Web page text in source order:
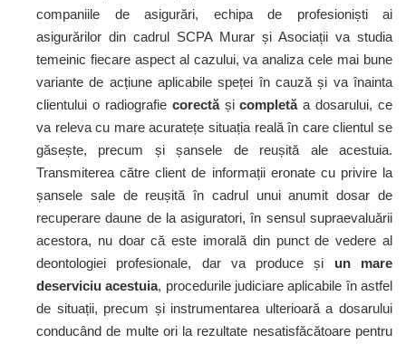
companiile de asigurări, echipa de profesioniști ai
asigurărilor din cadrul SCPA Murar și Asociații va studia
temeinic fiecare aspect al cazului, va analiza cele mai bune
variante de acțiune aplicabile speței în cauză și va înainta
clientului o radiografie corectășicompletăa dosarului, ce
va releva cu mare acuratețe situația reală în care clientul se
găsește, precum și șansele de reușită ale acestuia.
Transmiterea către client de informații eronate cu privire la
șansele sale de reușită în cadrul unui anumit dosar de
recuperare daune de la asiguratori, în sensul supraevaluării
acestora, nu doar că este imorală din punct de vedere al
deontologiei profesionale, dar va produce și un mare
deserviciu acestuia, procedurile judiciare aplicabile în astfel
de situații, precum și instrumentarea ulterioară a dosarului
conducând de multe ori la rezultate nesatisfăcătoare pentru